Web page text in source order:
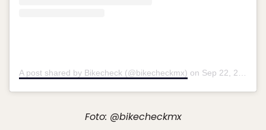
A post shared by Bikecheck (@bikecheckmx) on Sep 22, 2018 at 5:03pm PDT
Foto: @bikecheckmx